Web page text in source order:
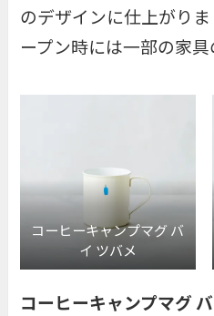
のデザインに仕上がり
ープン時には一部の家具
コーヒーキャンプマグ バ
イ ツバメ
コーヒーキャンプマグ